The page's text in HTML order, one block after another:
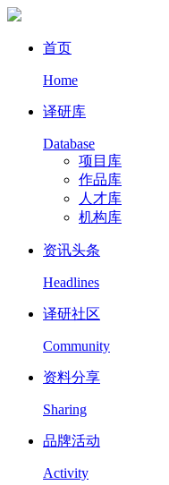
首页
Home
译研库
Database
项目库
作品库
人才库
机构库
资讯头条
Headlines
译研社区
Community
资料分享
Sharing
品牌活动
Activity